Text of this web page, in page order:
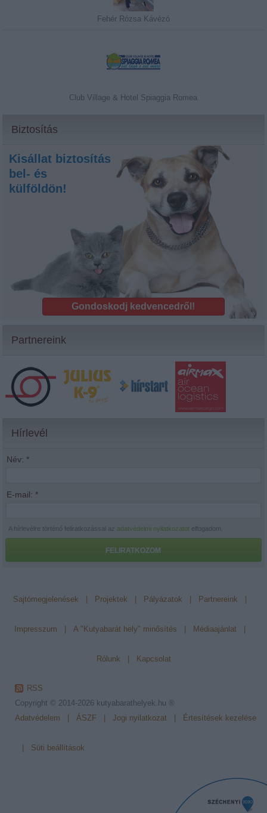
Fehér Rózsa Kávézó
Club Village & Hotel Spiaggia Romea
Biztosítás
Kisállat biztosítás
bel- és
külföldön!
Gondoskodj kedvencedről!
Partnereink
Hírlevél
Név: *
E-mail: *
A hírlevélre történő feliratkozással azadatvédelmi nyilatkozatot elfogadom.
FELIRATKOZOM
Sajtómegjelenések Projektek Pályázatok Partnereink
Impresszum A "Kutyabarát hely" minősítés Médiaajánlat
Rólunk Kapcsolat
RSS
Copyright © 2014-2026 kutyabarathelyek.hu ®
Adatvédelem
ÁSZF Jogi nyilatkozat Értesítések kezelése
Süti beállítások